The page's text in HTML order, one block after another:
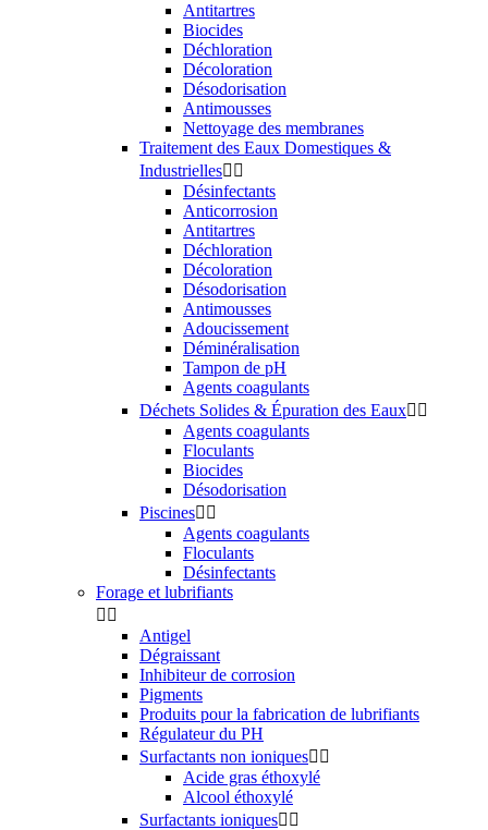
Antitartres
Biocides
Déchloration
Décoloration
Désodorisation
Antimousses
Nettoyage des membranes
Traitement des Eaux Domestiques &
Industrielles 
Désinfectants
Anticorrosion
Antitartres
Déchloration
Décoloration
Désodorisation
Antimousses
Adoucissement
Déminéralisation
Tampon de pH
Agents coagulants
Déchets Solides & Épuration des Eaux 
Agents coagulants
Floculants
Biocides
Désodorisation
Piscines 
Agents coagulants
Floculants
Désinfectants
Forage et lubrifiants
 
Antigel
Dégraissant
Inhibiteur de corrosion
Pigments
Produits pour la fabrication de lubrifiants
Régulateur du PH
Surfactants non ioniques 
Acide gras éthoxylé
Alcool éthoxylé
Surfactants ioniques 